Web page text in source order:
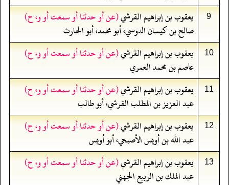
9 يعقوب بن إبراهيم القرشي(عن أو حدثنا أو سمعت أو و، ح)
صالح بن كيسان الدوسي، أبو محمد، أبو الحارث
10 يعقوب بن إبراهيم القرشي(عن أو حدثنا أو سمعت أو و، ح)
عاصم بن محمد العمري
11 يعقوب بن إبراهيم القرشي(عن أو حدثنا أو سمعت أو و، ح)
عبد العزيز بن المطلب القرشي، أبو طالب
12 يعقوب بن إبراهيم القرشي(عن أو حدثنا أو سمعت أو و، ح)
عبد الله بن أويس الأصبحي، أبو أويس
13 يعقوب بن إبراهيم القرشي(عن أو حدثنا أو سمعت أو و، ح)
عبد الملك بن الربيع الجهني